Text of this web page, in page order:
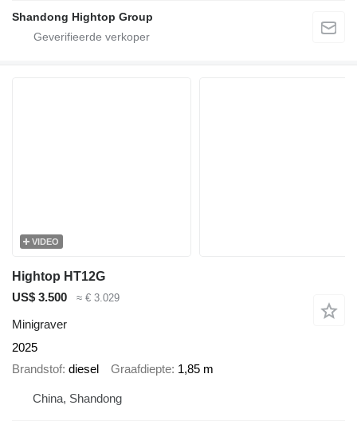
Shandong Hightop Group
VIDEO
Hightop HT12G
US$ 3.500
≈ € 3.029
Minigraver
2025
Brandstof diesel Graafdiepte 1,85 m
China, Shandong